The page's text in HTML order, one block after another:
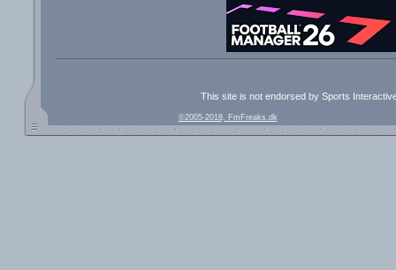
This site is not endorsed by Sports
©2005-2018, FmFreaks.dk